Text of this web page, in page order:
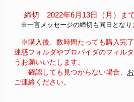
締切　2022年6月13日（月）ま
※一言メッセージの締切も同日となり
※購入後、数時間たっても購入完了
迷惑フォルダやプロバイダのフィル
うお願いいたします。
確認しても見つからない場合、
ご連絡ください。